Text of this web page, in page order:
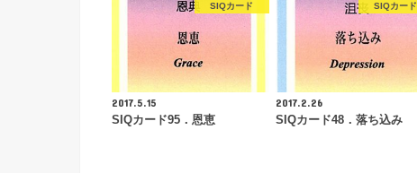
SIQカード
2017.5.15
SIQカード95．恩恵
SIQカード
2017.2.26
SIQカード48．落ち込み